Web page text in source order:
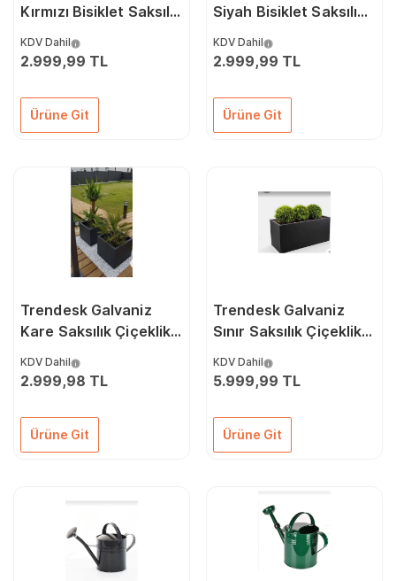
Kırmızı Bisiklet Saksılık
KDV Dahil
2.999,99 TL
Ürüne Git
Siyah Bisiklet Saksılık
KDV Dahil
2.999,99 TL
Ürüne Git
Trendesk Galvaniz
Kare Saksılık Çiçeklik
Mat Siyah 40*40*40
KDV Dahil
2.999,98 TL
Ürüne Git
Trendesk Galvaniz
Sınır Saksılık Çiçeklik
Mat Siyah 25*60*50
KDV Dahil
5.999,99 TL
Ürüne Git